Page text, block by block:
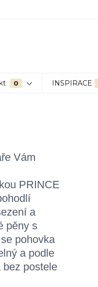
0 INSPIRACE
Vám
PRINCE
a
pěny s
pohovka
a podle
postele